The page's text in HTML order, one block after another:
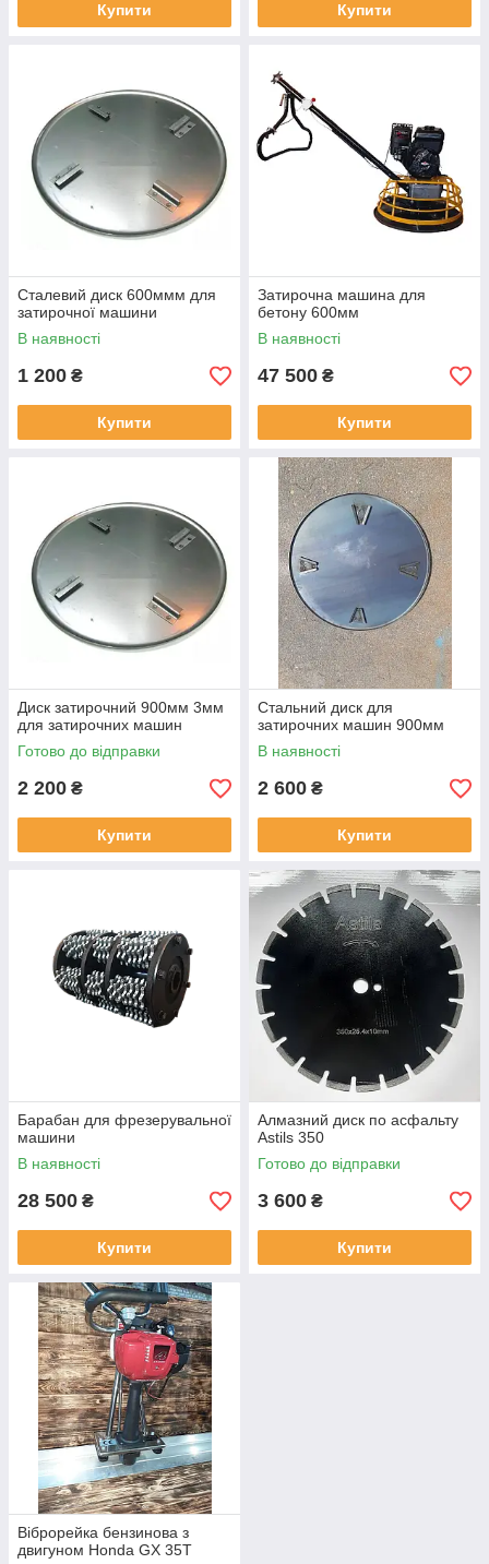
Купити Купити
Сталевий диск 600ммм для
затирочної машини
В наявності
1 200 ₴
Купити
Затирочна машина для
бетону 600мм
В наявності
47 500 ₴
Купити
Диск затирочний 900мм 3мм
для затирочних машин
Готово до відправки
2 200 ₴
Купити
Стальний диск для
затирочних машин 900мм
В наявності
2 600 ₴
Купити
Барабан для фрезерувальної
машини
В наявності
28 500 ₴
Купити
Алмазний диск по асфальту
Astils 350
Готово до відправки
3 600 ₴
Купити
Віброрейка бензинова з
двигуном Honda GX 35Т